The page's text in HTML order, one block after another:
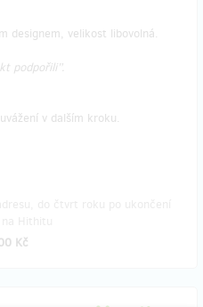
designem, velikost libovolná.
podpořili”.
v dalším kroku.
Kč